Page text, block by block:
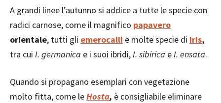
A grandi linee l’autunno si addice a tutte le specie con
radici carnose, come il magnifico papavero
orientale, tutti gli emerocalli e molte specie di iris,
tra cui I. germanica e i suoi ibridi,I. sibirica eI. ensata.
Quando si propagano esemplari con vegetazione
molto fitta, come leHosta, è consigliabile eliminare